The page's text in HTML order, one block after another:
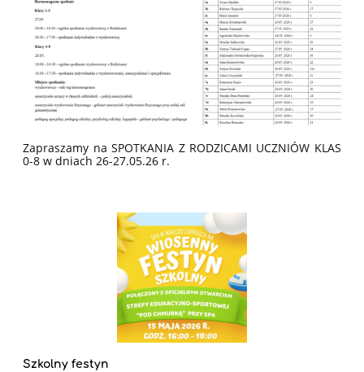
Zapraszamy na SPOTKANIA Z RODZICAMI UCZNIÓW KLAS
0-8 w dniach 26-27.05.26 r.
Szkolny festyn